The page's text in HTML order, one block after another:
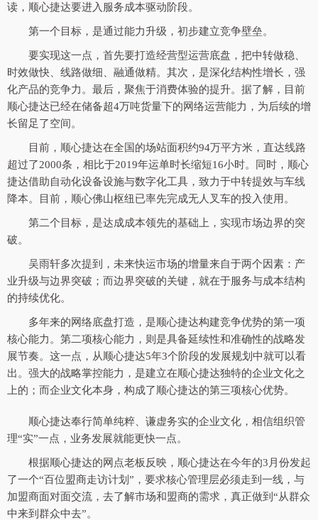
读，顺心捷达要进入服务成本驱动阶段。
第一个目标，是通过能力升级，初步建立竞争壁垒。
要实现这一点，首先要打造经营型运营底盘，把中转做稳、
时效做快、线路做细、融通做精。其次，是深化结构性增长，强
化产品的竞争力。最后，聚焦于消费体验的提升。据了解，目前
顺心捷达已经在储备超4万吨货量下的网络运营能力，为后续的增
长留足了空间。
目前，顺心捷达在全国的场站面积约94万平方米，直达线路
超过了2000条，相比于2019年运单时长缩短16小时。同时，顺心
捷达借助自动化设备设施与数字化工具，致力于中转提效与车线
降本。目前，顺心佛山枢纽已率先完成无人叉车的投入使用。
第二个目标，是达成成本领先的基础上，实现市场边界的突
破。
吴雨轩多次提到，未来快运市场的增量来自于两个因素：产
业升级与边界突破；而边界突破的关键，就在于服务与成本结构
的持续优化。
多年来的网络底盘打造，是顺心捷达构建竞争优势的第一项
核心能力。第二项核心能力，则是具备延续性和准确性的战略发
展节奏。这一点，从顺心捷达5年3个阶段的发展规划中就可以看
出。强大的战略掌控能力，是建立在顺心捷达独特的企业文化之
上的；而企业文化本身，构成了顺心捷达的第三项核心优势。
顺心捷达奉行简单纯粹、谦虚务实的企业文化，相信组织管
理“实”一点，业务发展就能更快一点。
根据顺心捷达的网点老板反映，顺心捷达在今年的3月份发起
了一个“百位盟商走访计划”，要求核心管理层必须走到一线，与
加盟商面对面交流，去了解市场和盟商的需求，真正做到“从群众
中来到群众中去”。